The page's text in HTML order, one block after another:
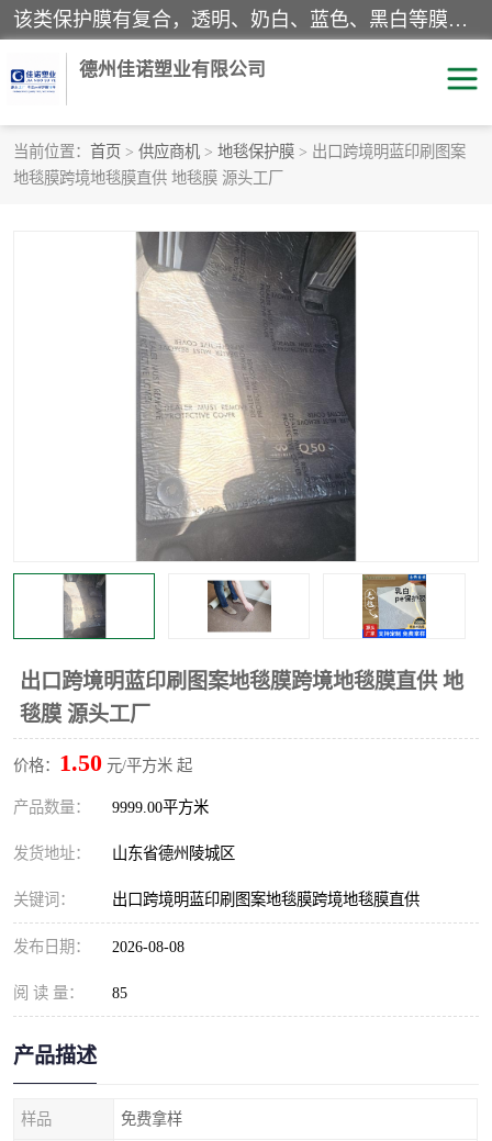
该类保护膜有复合，透明、奶白、蓝色、黑白等膜型。特高粘，高粘，中高粘，中粘，中低粘，低粘等。对于不同的粘力要求有相应的产品相适配。无胶渍残留污染。在较宽的收卷幅度下平整无皱纹，收卷长度大，利于机械化及自动化施工粘贴。为您的产品提供的表面保护解决方案。 产品广泛适用于：铝材、不锈钢、金属、塑料、电子、家电、家具、玻璃、化工材料、装饰材料等。
德州佳诺塑业有限公司
当前位置： 首页 > 供应商机 > 地毯保护膜 > 出口跨境明蓝印刷图案
地毯膜跨境地毯膜直供 地毯膜 源头工厂
出口跨境明蓝印刷图案地毯膜跨境地毯膜直供 地
毯膜 源头工厂
价格： 1.50 元/平方米 起
产品数量： 9999.00平方米
发货地址： 山东省德州陵城区
关键词： 出口跨境明蓝印刷图案地毯膜跨境地毯膜直供
发布日期： 2026-08-08
阅 读 量： 85
产品描述
样品 免费拿样
pe保护膜 包装膜
家具保护膜
透明保护膜
乳白保护膜
纯黑保护膜
彩钢板保护膜
不绣钢板保护膜
窗缝阻风胶带 铝板保护膜
不锈钢板保护膜 一次性隔离膜